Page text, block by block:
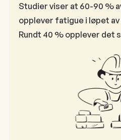
Studier viser at 60-90 %
opplever fatigue i løpet
Rundt 40 % opplever det